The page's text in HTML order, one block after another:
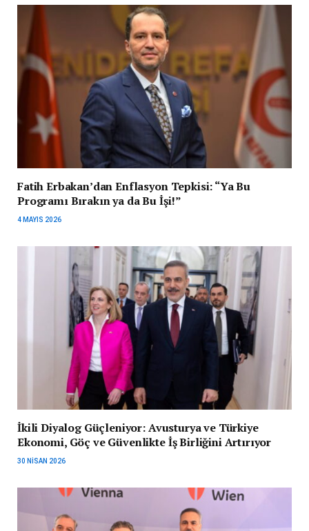
Fatih Erbakan’dan Enflasyon Tepkisi: “Ya Bu
Programı Bırakın ya da Bu İşi!”
4 MAYIS 2026
İkili Diyalog Güçleniyor: Avusturya ve Türkiye
Ekonomi, Göç ve Güvenlikte İş Birliğini Artırıyor
30 NISAN 2026